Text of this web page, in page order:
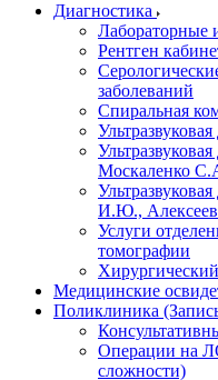
Диагностика
Лабораторные
Рентген
заболеваний
Спиральная
Москаленко
И.Ю.,
Услуги
томографии
Медицинские
Поликлиника
Операции на
сложности)